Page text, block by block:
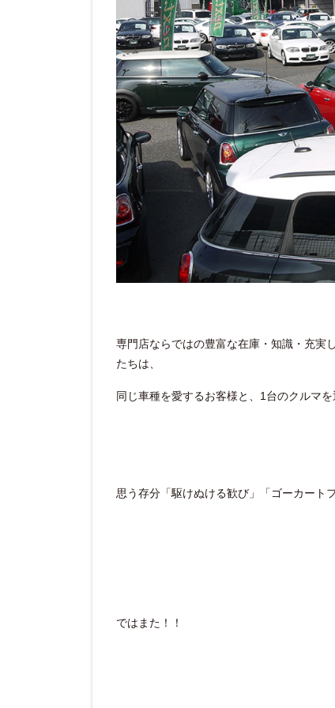
専門店ならではの豊富な在庫・知識・充実
たちは、
同じ車種を愛するお客様と、1台のクルマ
思う存分「駆けぬける歓び」「ゴーカート
ではまた！！